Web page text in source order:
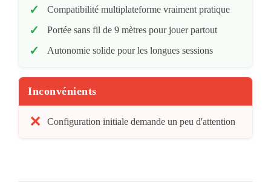
Compatibilité multiplateforme vraiment pratique
Portée sans fil de 9 mètres pour jouer partout
Autonomie solide pour les longues sessions
Inconvénients
Configuration initiale demande un peu d'attention